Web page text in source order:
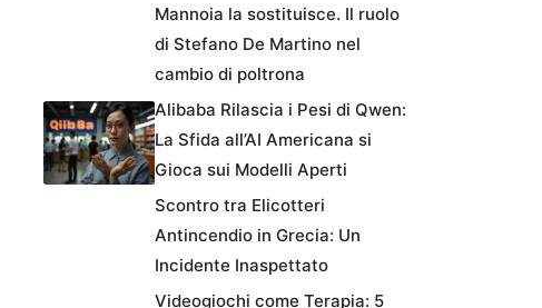
Mannoia la sostituisce. Il ruolo
di Stefano De Martino nel
cambio di poltrona
Alibaba Rilascia i Pesi di Qwen:
La Sfida all’AI Americana si
Gioca sui Modelli Aperti
Scontro tra Elicotteri
Antincendio in Grecia: Un
Incidente Inaspettato
Videogiochi come Terapia: 5